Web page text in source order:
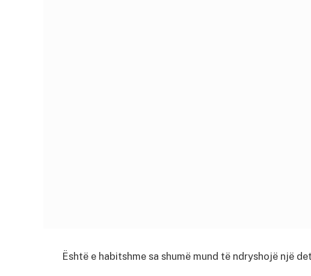
Është e habitshme sa shumë mund të ndryshojë një